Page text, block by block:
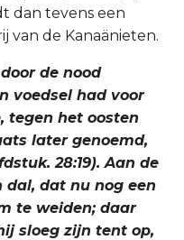
dan tevens een
van de Kanaänieten.
de nood
voedsel had voor
tegen het oosten
later genoemd,
28:19). Aan de
dal, dat nu nog een
te weiden; daar
sloeg zijn tent op,